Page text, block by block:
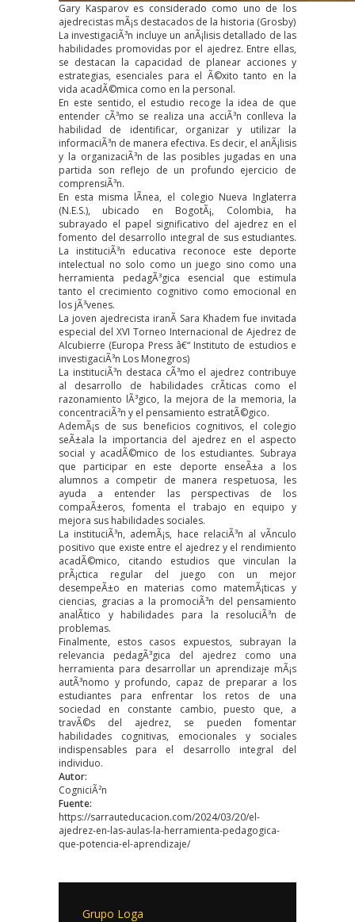
Gary Kasparov es considerado como uno de los
ajedrecistas mÃ¡s destacados de la historia (Grosby)
La investigaciÃ³n incluye un anÃ¡lisis detallado de las
habilidades promovidas por el ajedrez. Entre ellas,
se destacan la capacidad de planear acciones y
estrategias, esenciales para el Ã©xito tanto en la
vida acadÃ©mica como en la personal.
En este sentido, el estudio recoge la idea de que
entender cÃ³mo se realiza una acciÃ³n conlleva la
habilidad de identificar, organizar y utilizar la
informaciÃ³n de manera efectiva. Es decir, el anÃ¡lisis
y la organizaciÃ³n de las posibles jugadas en una
partida son reflejo de un profundo ejercicio de
comprensiÃ³n.
En esta misma lÃ­nea, el colegio Nueva Inglaterra
(N.E.S.), ubicado en BogotÃ¡, Colombia, ha
subrayado el papel significativo del ajedrez en el
fomento del desarrollo integral de sus estudiantes.
La instituciÃ³n educativa reconoce este deporte
intelectual no solo como un juego sino como una
herramienta pedagÃ³gica esencial que estimula
tanto el crecimiento cognitivo como emocional en
los jÃ³venes.
La joven ajedrecista iranÃ­ Sara Khadem fue invitada
especial del XVI Torneo Internacional de Ajedrez de
Alcubierre (Europa Press â€“ Instituto de estudios e
investigaciÃ³n Los Monegros)
La instituciÃ³n destaca cÃ³mo el ajedrez contribuye
al desarrollo de habilidades crÃ­ticas como el
razonamiento lÃ³gico, la mejora de la memoria, la
concentraciÃ³n y el pensamiento estratÃ©gico.
AdemÃ¡s de sus beneficios cognitivos, el colegio
seÃ±ala la importancia del ajedrez en el aspecto
social y acadÃ©mico de los estudiantes. Subraya
que participar en este deporte enseÃ±a a los
alumnos a competir de manera respetuosa, les
ayuda a entender las perspectivas de los
compaÃ±eros, fomenta el trabajo en equipo y
mejora sus habilidades sociales.
La instituciÃ³n, ademÃ¡s, hace relaciÃ³n al vÃ­nculo
positivo que existe entre el ajedrez y el rendimiento
acadÃ©mico, citando estudios que vinculan la
prÃ¡ctica regular del juego con un mejor
desempeÃ±o en materias como matemÃ¡ticas y
ciencias, gracias a la promociÃ³n del pensamiento
analÃ­tico y habilidades para la resoluciÃ³n de
problemas.
Finalmente, estos casos expuestos, subrayan la
relevancia pedagÃ³gica del ajedrez como una
herramienta para desarrollar un aprendizaje mÃ¡s
autÃ³nomo y profundo, capaz de preparar a los
estudiantes para enfrentar los retos de una
sociedad en constante cambio, puesto que, a
travÃ©s del ajedrez, se pueden fomentar
habilidades cognitivas, emocionales y sociales
indispensables para el desarrollo integral del
individuo.
Autor:
CogniciÃ²n
Fuente:
https://sarrauteducacion.com/2024/03/20/el-
ajedrez-en-las-aulas-la-herramienta-pedagogica-
que-potencia-el-aprendizaje/
Grupo Loga